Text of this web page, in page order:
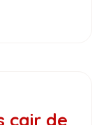
cair de